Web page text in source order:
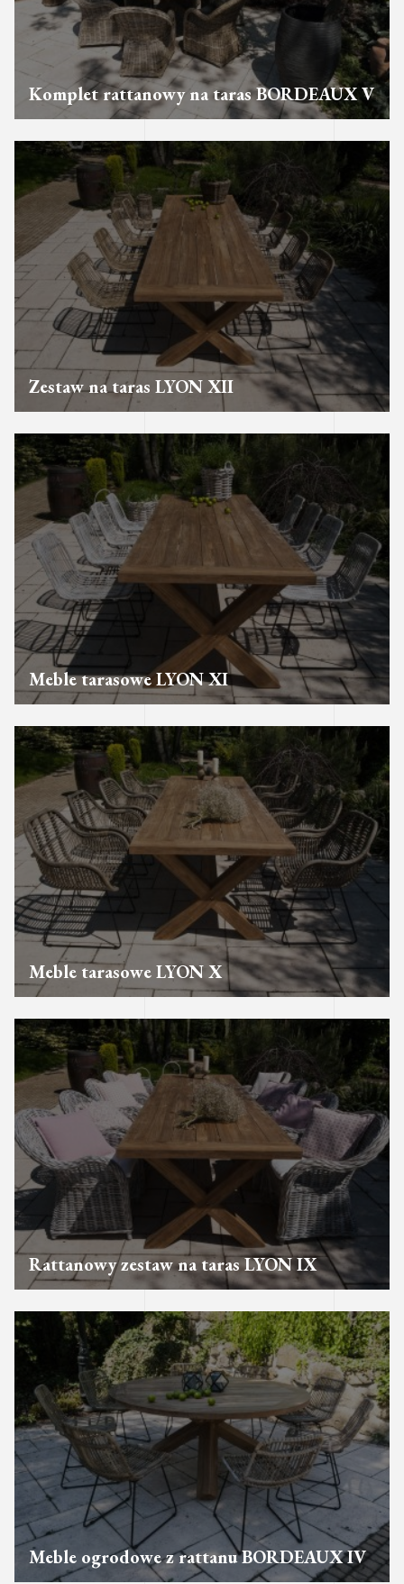
Komplet rattanowy na taras BORDEAUX V
Zestaw na taras LYON XII
Meble tarasowe LYON XI
Meble tarasowe LYON X
Rattanowy zestaw na taras LYON IX
Meble ogrodowe z rattanu BORDEAUX IV